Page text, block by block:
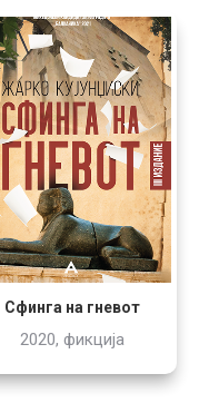
Сфинга на гневот
2020, фикција